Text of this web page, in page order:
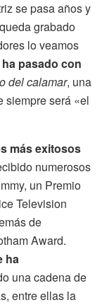
se pasa años y
grabado
lo veamos
pasado con
del calamar, una
siempre será «el
más exitosos
numerosos
un Premio
Television
de
Award.
ha
una cadena de
entre ellas la